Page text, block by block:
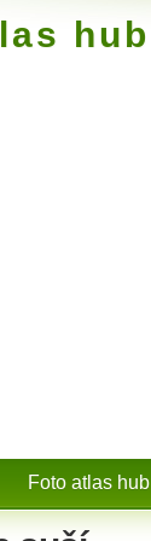
hub
Foto atlas hub